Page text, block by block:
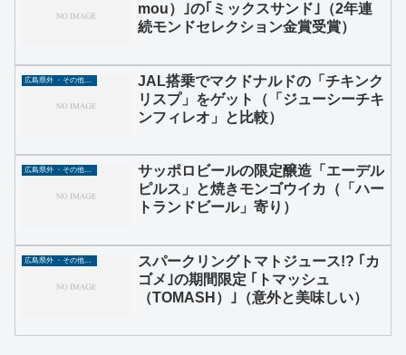
mou）｣の｢ミックスサンド｣（2年連
続モンドセレクション金賞受賞）
JAL搭乗でマクドナルドの「チキンク
リスプ」をゲット（「ジューシーチキ
ンフィレオ」と比較）
広島県外 ・その他グルメ
サッポロビールの限定醸造「エーデル
ピルス」と焼きモンゴウイカ（「ハー
トランドビール」寄り）
広島県外 ・その他グルメ
スパークリングトマトジュース!? ｢カ
ゴメ｣の期間限定 ｢トマッシュ
（TOMASH）｣（意外と美味しい）